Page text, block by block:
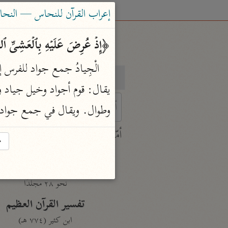
بحث
characters for results.
أمّهات
نحو ٢٨ مجلدًا
تفسير القرآن العظيم
ابن كثير (٧٧٤ هـ)
إعراب القرآن للنحاس — النحاس
﴿إِذۡ عُرِضَ عَلَیۡهِ بِٱلۡعَشِیِّ
وطوال. ويقال في جمع